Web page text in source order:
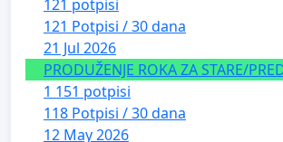
121 potpisi
121 Potpisi / 30 dana
21 Jul 2026
PRODUŽENJE ROKA ZA STARE/
1 151 potpisi
118 Potpisi / 30 dana
12 May 2026